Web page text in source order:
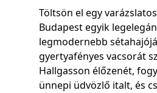
Töltsön el egy
Budapest egyik
legmodernebb
gyertyafényes vacsorát
Hallgasson élőzenét,
ünnepi üdvözlő italt, és